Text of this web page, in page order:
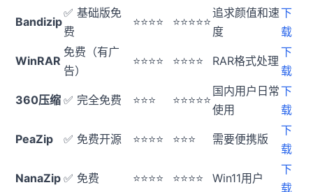
Bandizip
✅ 基础版免
费
⭐⭐⭐⭐ ⭐⭐⭐⭐⭐
追求颜值和速
度
下
载
WinRAR
免费（有广
告）
⭐⭐⭐⭐ ⭐⭐⭐⭐ RAR格式处理
下
载
360压缩 ✅ 完全免费 ⭐⭐⭐ ⭐⭐⭐⭐⭐
国内用户日常
使用
下
载
PeaZip ✅ 免费开源 ⭐⭐⭐⭐ ⭐⭐⭐ 需要便携版
下
载
NanaZip ✅ 免费 ⭐⭐⭐⭐ ⭐⭐⭐⭐ Win11用户
下
载